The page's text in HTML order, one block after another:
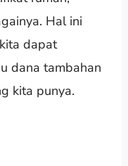
Hal ini
dapat
dana tambahan
kita punya.